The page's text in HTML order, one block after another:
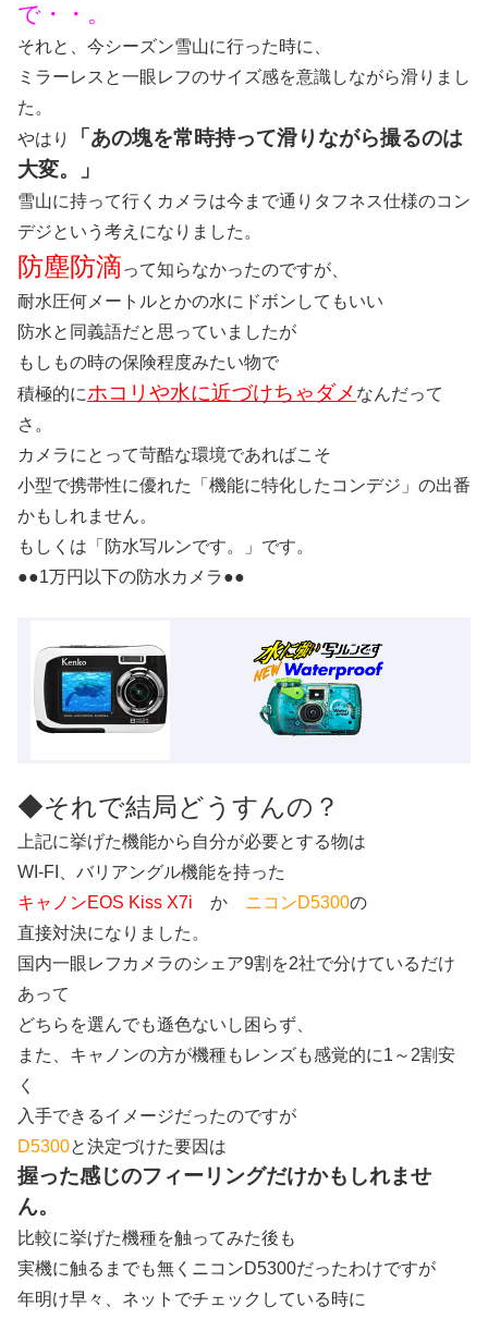
で・・。
それと、今シーズン雪山に行った時に、
ミラーレスと一眼レフのサイズ感を意識しながら滑りまし
た。
やはり
「あの塊を常時持って滑りながら撮るのは
大変。」
雪山に持って行くカメラは今まで通りタフネス仕様のコン
デジという考えになりました。
防塵防滴って知らなかったのですが、
耐水圧何メートルとかの水にドボンしてもいい
防水と同義語だと思っていましたが
もしもの時の保険程度みたい物で
積極的にホコリや水に近づけちゃダメ なんだって
さ。
カメラにとって苛酷な環境であればこそ
小型で携帯性に優れた「機能に特化したコンデジ」の出番
かもしれません。
もしくは「防水写ルンです。」です。
●●1万円以下の防水カメラ●●
◆それで結局どうすんの？
上記に挙げた機能から自分が必要とする物は
WI-FI、バリアングル機能を持った
キャノンEOS Kiss X7i か ニコンD5300の
直接対決になりました。
国内一眼レフカメラのシェア9割を2社で分けているだけ
あって
どちらを選んでも遜色ないし困らず、
また、キャノンの方が機種もレンズも感覚的に1～2割安
く
入手できるイメージだったのですが
D5300と決定づけた要因は
握った感じのフィーリングだけかもしれませ
ん。
比較に挙げた機種を触ってみた後も
実機に触るまでも無くニコンD5300だったわけですが
年明け早々、ネットでチェックしている時に